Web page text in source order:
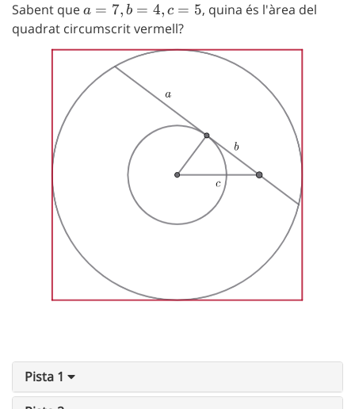
Sabent quea=7,
b=4,
c=5
a = 7, b = 4, c = 5, quina és l'àrea del
quadrat circumscrit vermell?
Pista 1